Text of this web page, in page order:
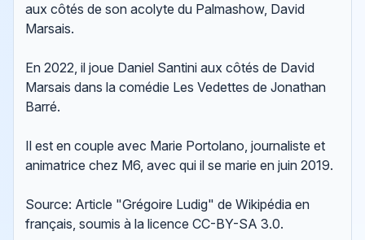
aux côtés de son acolyte du Palmashow, David
Marsais.
En 2022, il joue Daniel Santini aux côtés de David
Marsais dans la comédie Les Vedettes de Jonathan
Barré.
Il est en couple avec Marie Portolano, journaliste et
animatrice chez M6, avec qui il se marie en juin 2019.
Source: Article "Grégoire Ludig" de Wikipédia en
français, soumis à la licence CC-BY-SA 3.0.